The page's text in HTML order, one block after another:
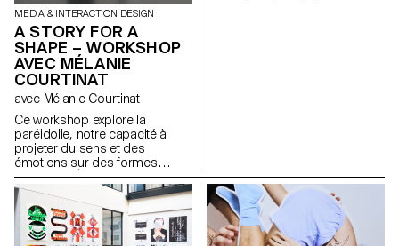
MEDIA & INTERACTION DESIGN
A STORY FOR A
SHAPE – WORKSHOP
AVEC MÉLANIE
COURTINAT
avec Mélanie Courtinat
Ce workshop explore la
paréidolie, notre capacité à
projeter du sens et des
émotions sur des formes
abstraites. À partir d'une
primitive géométrique (cube,
sphère, cône...), matrice
fondamentale de tout univers
numérique, les étudiant·e·s en